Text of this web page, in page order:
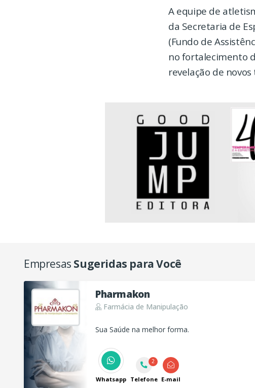
A equipe de
da Secretaria de
(Fundo de
no fortalecimento
revelação de
Empresas Sugeridas para Você
Pharmakon
Farmácia de Manipulação
Sua Saúde na melhor forma.
Whatsapp
2
Telefone E-mail